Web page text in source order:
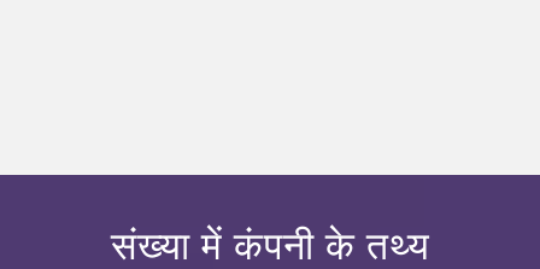
संख्या में कंपनी के तथ्य